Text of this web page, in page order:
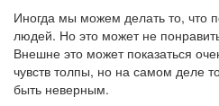
Иногда мы можем делать то, что
людей. Но это может не
Внешне это может показаться
чувств толпы, но на самом деле
быть неверным.